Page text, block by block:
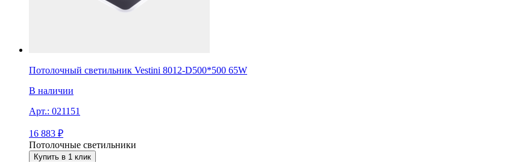
Потолочный светильник Vestini 8012-D500*500 65W
В наличии
Арт.: 021151
16 883 ₽
Потолочные светильники
Купить в 1 клик